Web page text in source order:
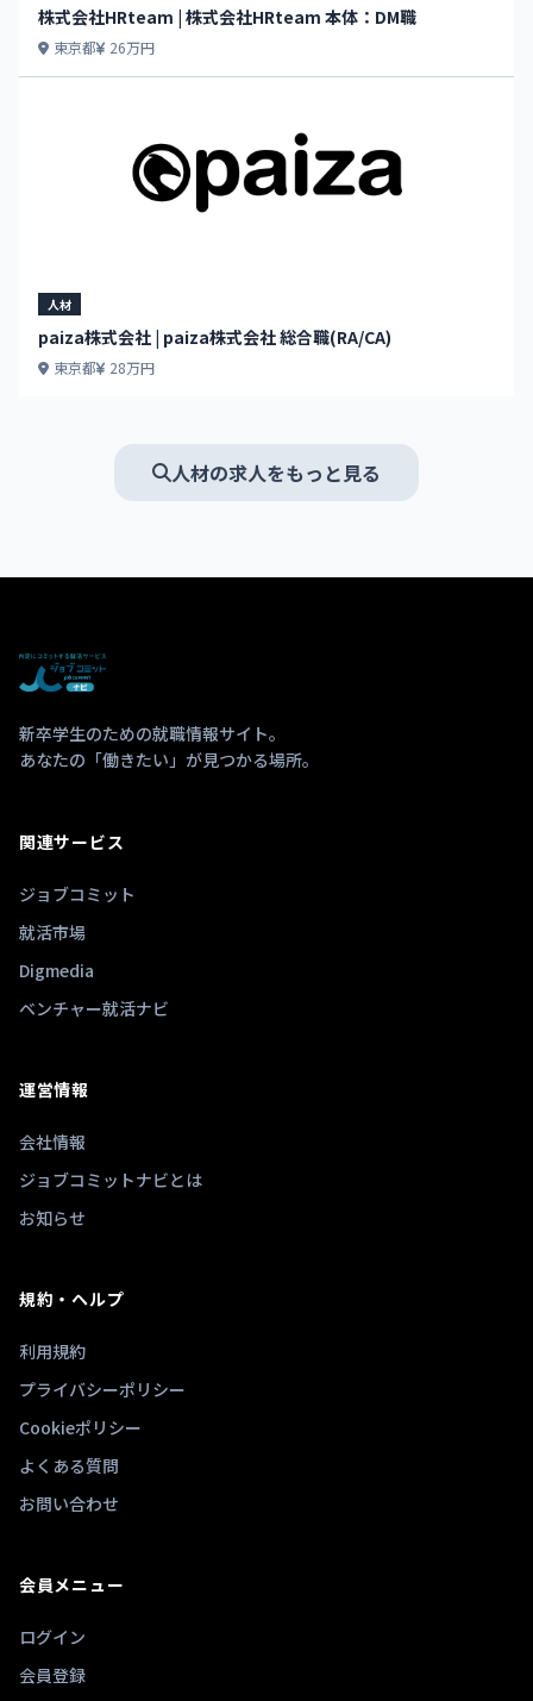
株式会社HRteam | 株式会社HRteam 本体：DM職
東京都 26万円
人材
paiza株式会社 | paiza株式会社 総合職(RA/CA)
東京都 28万円
人材の求人をもっと見る
新卒学生のための就職情報サイト。
あなたの「働きたい」が見つかる場所。
関連サービス
ジョブコミット
就活市場
Digmedia
ベンチャー就活ナビ
運営情報
会社情報
ジョブコミットナビとは
お知らせ
規約・ヘルプ
利用規約
プライバシーポリシー
Cookieポリシー
よくある質問
お問い合わせ
会員メニュー
ログイン
会員登録